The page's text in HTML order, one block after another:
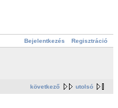
Bejelentkezés Regisztráció
következő utolsó